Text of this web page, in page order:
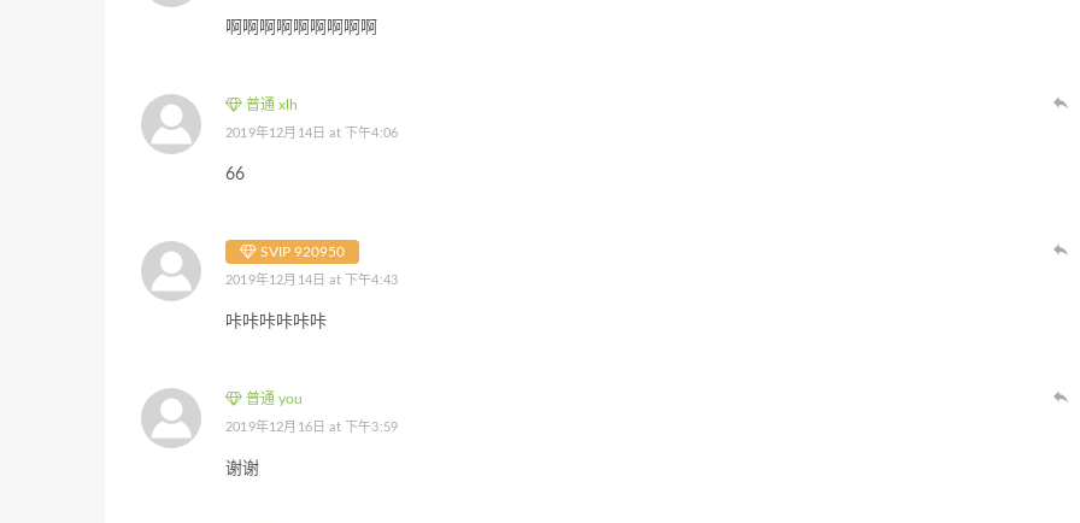
啊啊啊啊啊啊啊啊啊
普通 xlh
2019年12月14日 at 下午4:06
66
SVIP 920950
2019年12月14日 at 下午4:43
咔咔咔咔咔咔
普通 you
2019年12月16日 at 下午3:59
谢谢